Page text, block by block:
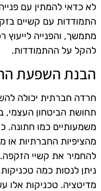
לא כדאי להמתין עם
התמודדות עם קשיים
מתמשך, והפנייה לייעוץ
להקל על ההתמודדות.
הבנת השפעת
חרדה חברתית יכולה
תחושת הביטחון העצמי,
משמעותיים כמו
מהציפיות החברתיות או
להחמיר את קשיי
ניתן לנסות כמה
מדיטציה. טכניקות אלו